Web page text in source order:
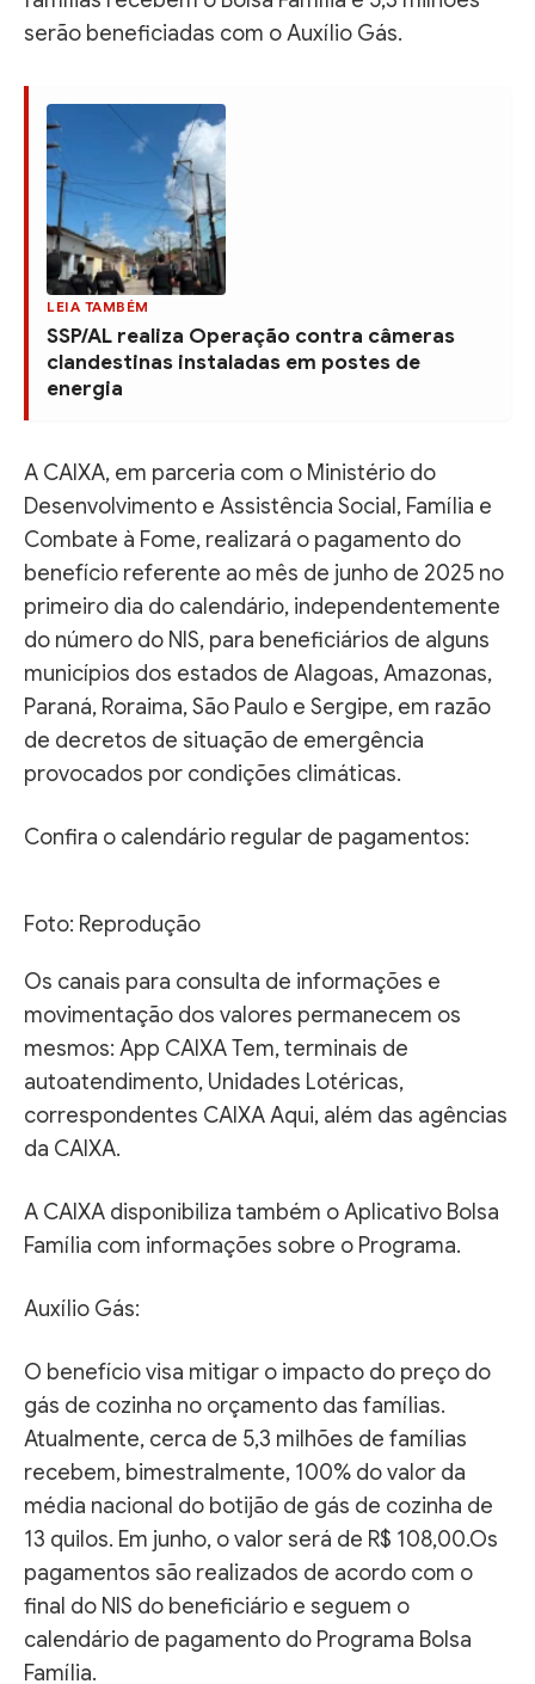
serão beneficiadas com o Auxílio Gás.
LEIA TAMBÉM
SSP/AL realiza Operação contra câmeras
clandestinas instaladas em postes de
energia
A CAIXA, em parceria com o Ministério do
Desenvolvimento e Assistência Social, Família e
Combate à Fome, realizará o pagamento do
benefício referente ao mês de junho de 2025 no
primeiro dia do calendário, independentemente
do número do NIS, para beneficiários de alguns
municípios dos estados de Alagoas, Amazonas,
Paraná, Roraima, São Paulo e Sergipe, em razão
de decretos de situação de emergência
provocados por condições climáticas.
Confira o calendário regular de pagamentos:
Foto: Reprodução
Os canais para consulta de informações e
movimentação dos valores permanecem os
mesmos: App CAIXA Tem, terminais de
autoatendimento, Unidades Lotéricas,
correspondentes CAIXA Aqui, além das agências
da CAIXA.
A CAIXA disponibiliza também o Aplicativo Bolsa
Família com informações sobre o Programa.
Auxílio Gás:
O benefício visa mitigar o impacto do preço do
gás de cozinha no orçamento das famílias.
Atualmente, cerca de 5,3 milhões de famílias
recebem, bimestralmente, 100% do valor da
média nacional do botijão de gás de cozinha de
13 quilos. Em junho, o valor será de R$ 108,00.Os
pagamentos são realizados de acordo com o
final do NIS do beneficiário e seguem o
calendário de pagamento do Programa Bolsa
Família.